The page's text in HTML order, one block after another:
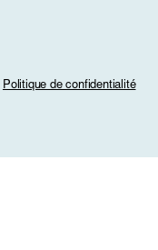
Politique de confidentialité